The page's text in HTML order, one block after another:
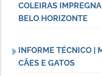
COLEIRAS
BELO HORIZONTE
INFORME TÉCNICO |
CÃES E GATOS